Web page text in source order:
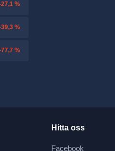
27,1 %
39,3 %
77,7 %
Hitta oss
Facebook